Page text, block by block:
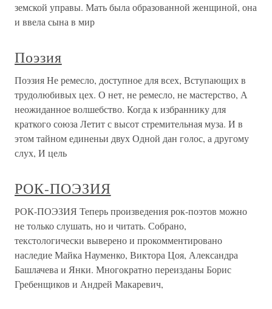
земской управы. Мать была образованной женщиной, она
и ввела сына в мир
Поэзия
Поэзия Не ремесло, доступное для всех, Вступающих в
трудолюбивых цех. О нет, не ремесло, не мастерство, А
неожиданное волшебство. Когда к избраннику для
краткого союза Летит с высот стремительная муза. И в
этом тайном единеньи двух Одной дан голос, а другому
слух, И цель
РОК-ПОЭЗИЯ
РОК-ПОЭЗИЯ Теперь произведения рок-поэтов можно
не только слушать, но и читать. Собрано,
текстологически выверено и прокомментировано
наследие Майка Науменко, Виктора Цоя, Александра
Башлачева и Янки. Многократно переизданы Борис
Гребенщиков и Андрей Макаревич,